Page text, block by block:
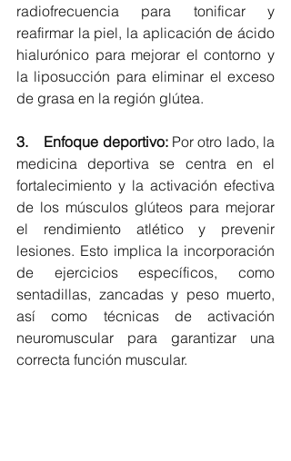
radiofrecuencia para tonificar y
reafirmar la piel, la aplicación de ácido
hialurónico para mejorar el contorno y
la liposucción para eliminar el exceso
de grasa en la región glútea.
3.    Enfoque deportivo: Por otro lado, la
medicina deportiva se centra en el
fortalecimiento y la activación efectiva
de los músculos glúteos para mejorar
el rendimiento atlético y prevenir
lesiones. Esto implica la incorporación
de ejercicios específicos, como
sentadillas, zancadas y peso muerto,
así como técnicas de activación
neuromuscular para garantizar una
correcta función muscular.